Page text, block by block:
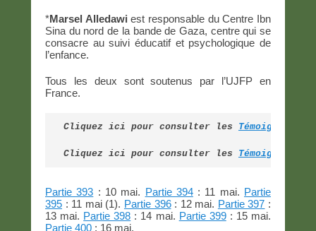
*Marsel Alledawi est responsable du Centre Ibn
Sina du nord de la bande de Gaza, centre qui se
consacre au suivi éducatif et psychologique de
l’enfance.
Tous les deux sont soutenus par l’UJFP en
France.
Cliquez ici pour consulter les Témoignages
Cliquez ici pour consulter les
Partie 393 : 10 mai. Partie 394: 11 mai. Partie
395 : 11 mai (1). Partie 396: 12 mai. Partie 397 :
13 mai. Partie 398 : 14 mai. Partie 399: 15 mai.
Partie 400 : 16 mai.